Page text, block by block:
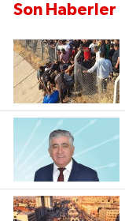
Son Haberler